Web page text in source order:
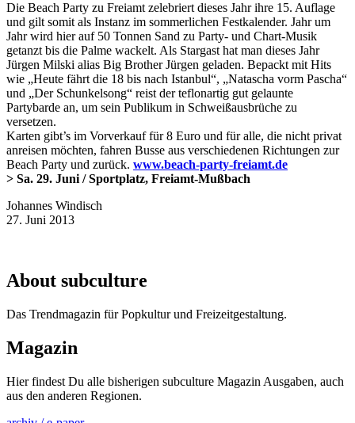
Die Beach Party zu Freiamt zelebriert dieses Jahr ihre 15. Auflage
und gilt somit als Instanz im sommerlichen Festkalender. Jahr um
Jahr wird hier auf 50 Tonnen Sand zu Party- und Chart-Musik
getanzt bis die Palme wackelt. Als Stargast hat man dieses Jahr
Jürgen Milski alias Big Brother Jürgen geladen. Bepackt mit Hits
wie „Heute fährt die 18 bis nach Istanbul“, „Natascha vorm Pascha“
und „Der Schunkelsong“ reist der teflonartig gut gelaunte
Partybarde an, um sein Publikum in Schweißausbrüche zu
versetzen.
Karten gibt’s im Vorverkauf für 8 Euro und für alle, die nicht privat
anreisen möchten, fahren Busse aus verschiedenen Richtungen zur
Beach Party und zurück. www.beach-party-freiamt.de
> Sa. 29. Juni / Sportplatz, Freiamt-Mußbach
Johannes Windisch
27. Juni 2013
About subculture
Das Trendmagazin für Popkultur und Freizeitgestaltung.
Magazin
Hier findest Du alle bisherigen subculture Magazin Ausgaben, auch
aus den anderen Regionen.